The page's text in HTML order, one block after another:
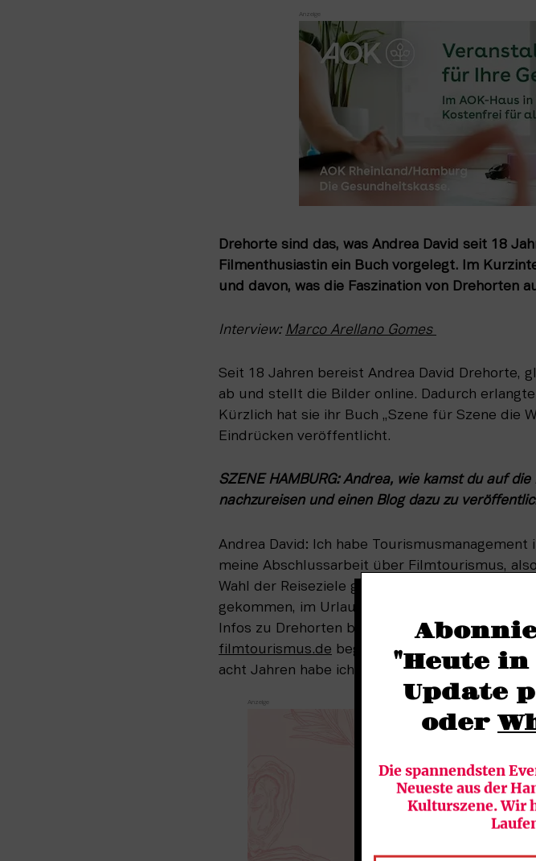
Drehorte sind das, was Andrea David seit 18
Filmenthusiastin ein Buch vorgelegt. Im
und davon, was die Faszination von Drehorten
Interview: Marco Arellano Gomes
Seit 18 Jahren bereist Andrea David Drehorte,
ab und stellt die Bilder online. Dadurch
Kürzlich hat sie ihr Buch „Szene für Szene die
Eindrücken veröffentlicht.
SZENE HAMBURG: Andrea, wie kamst du auf
nachzureisen und einen Blog dazu zu
Andrea David: Ich habe
meine Abschlussarbeit über Filmtourismus,
Wahl der Reiseziele geschrieben. Durch die
gekommen, im Urlaub an Filmschauplätze zu
filmtourismus.de begonnen. Die Seite fand im
acht Jahren habe ich mich entschieden, mein
"Heute
Update
oder
Die spannendsten
Neueste aus der
Kulturszene. Wir